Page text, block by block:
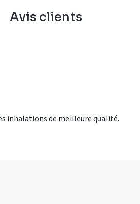
Avis clients
inhalations de meilleure qualité.